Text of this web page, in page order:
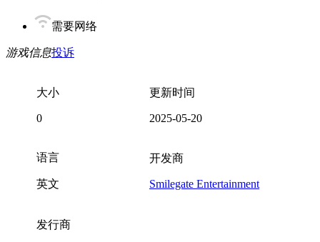
需要网络
游戏信息投诉
大小
0
更新时间
2025-05-20
语言
英文
开发商
Smilegate Entertainment
发行商